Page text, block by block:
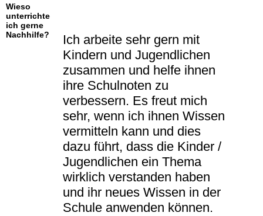
Wieso
unterrichte
ich gerne
Nachhilfe?
Ich arbeite sehr gern mit
Kindern und Jugendlichen
zusammen und helfe ihnen
ihre Schulnoten zu
verbessern. Es freut mich
sehr, wenn ich ihnen Wissen
vermitteln kann und dies
dazu führt, dass die Kinder /
Jugendlichen ein Thema
wirklich verstanden haben
und ihr neues Wissen in der
Schule anwenden können.